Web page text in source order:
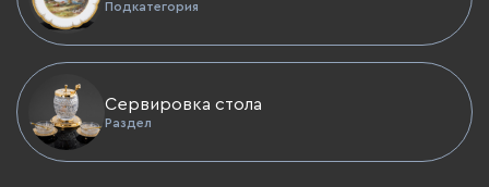
Подкатегория
Сервировка стола
Раздел